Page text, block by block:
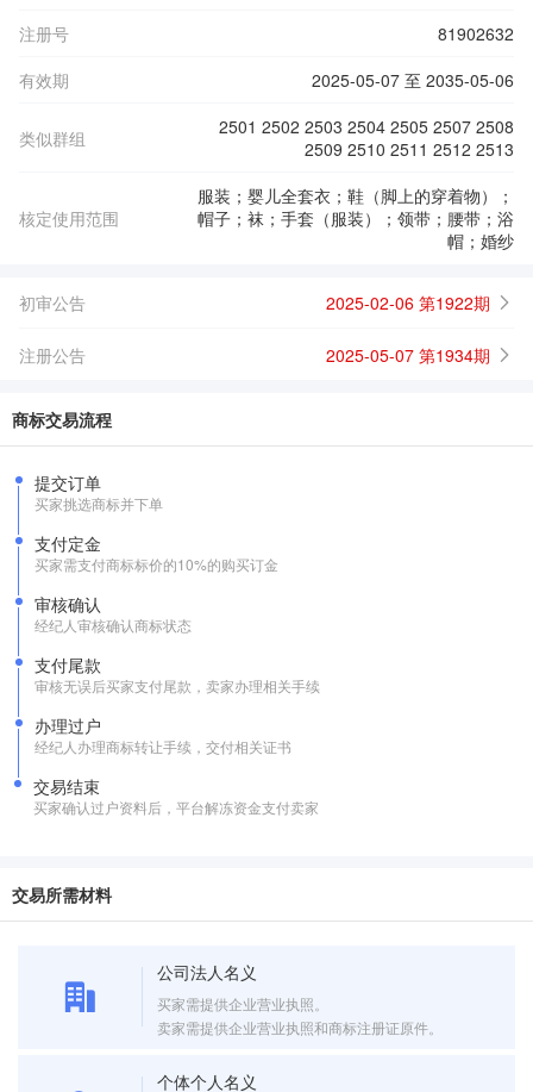
注册号
81902632
有效期
2025-05-07 至 2035-05-06
类似群组
2501 2502 2503 2504 2505 2507 2508
2509 2510 2511 2512 2513
核定使用范围
服装；婴儿全套衣；鞋（脚上的穿着物）；
帽子；袜；手套（服装）；领带；腰带；浴
帽；婚纱
初审公告 2025-02-06 第1922期
注册公告 2025-05-07 第1934期
商标交易流程
提交订单
买家挑选商标并下单
支付定金
买家需支付商标标价的10%的购买订金
审核确认
经纪人审核确认商标状态
支付尾款
审核无误后买家支付尾款，卖家办理相关手续
办理过户
经纪人办理商标转让手续，交付相关证书
交易结束
买家确认过户资料后，平台解冻资金支付卖家
交易所需材料
公司法人名义
买家需提供企业营业执照。
卖家需提供企业营业执照和商标注册证原件。
个体个人名义